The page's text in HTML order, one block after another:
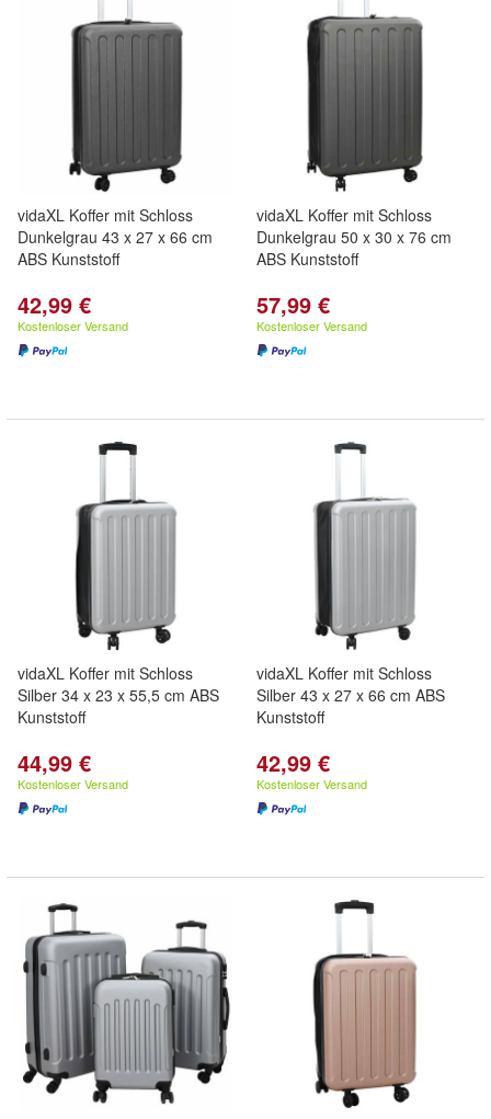
vidaXL Koffer mit Schloss
Dunkelgrau 43 x 27 x 66 cm
ABS Kunststoff
42,99 €
Kostenloser Versand
vidaXL Koffer mit Schloss
Dunkelgrau 50 x 30 x 76 cm
ABS Kunststoff
57,99 €
Kostenloser Versand
vidaXL Koffer mit Schloss
Silber 34 x 23 x 55,5 cm ABS
Kunststoff
44,99 €
Kostenloser Versand
vidaXL Koffer mit Schloss
Silber 43 x 27 x 66 cm ABS
Kunststoff
42,99 €
Kostenloser Versand